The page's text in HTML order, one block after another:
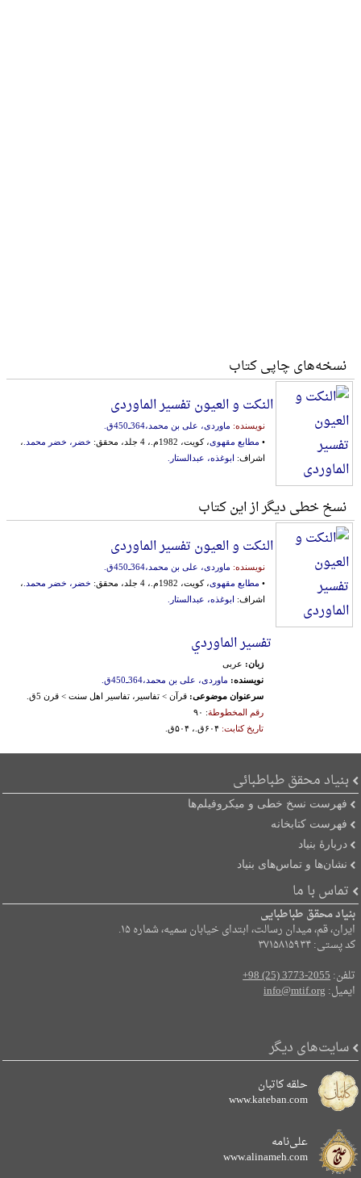
نسخه‌های چاپی کتاب
النکت و العیون تفسیر الماوردی
نویسنده: ماوردی، علی بن محمد،364ـ450ق.
• مطابع مقهوی، کویت، 1982م.، 4 جلد، محقق: خضر، خضر محمد. ،
اشراف: ابوغذه، عبدالستار.
نسخ خطی دیگر از این کتاب
النکت و العیون تفسیر الماوردی
نویسنده: ماوردی، علی بن محمد،364ـ450ق.
• مطابع مقهوی، کویت، 1982م.، 4 جلد، محقق: خضر، خضر محمد. ،
اشراف: ابوغذه، عبدالستار.
تفسیر الماوردي
زبان: عربی
نویسنده: ماوردی، علی بن محمد،364ـ450ق.
سرعنوان موضوعی: قرآن > تفاسیر، تفاسیر اهل سنت > قرن 5ق.
رقم المخطوطة: ۹۰
تاریخ کتابت:۶۰۴ق.، ۵۰۴ق.
بنیاد محقق طباطبائی
فهرست نسخ خطی و میکروفیلم‌ها
فهرست کتابخانه
دربارۀ بنیاد
نشان‌ها و تماس‌های بنیاد
تماس با ما
بنیاد محقق طباطبایی
ایران، قم، میدان رسالت، ابتدای خیابان سمیه، شماره ۱۵.
کد پستی: ۳۷۱۵۸۱۵۹۳۴
تلفن:+98 (25) 3773-2055
ایمیل:info@mtif.org
سایت‌های دیگر
حلقه کاتبان
www.kateban.com
علی‌نامه
www.alinameh.com